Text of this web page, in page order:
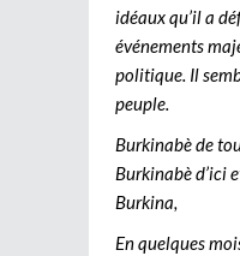
idéaux qu’il a
événements
politique. Il
peuple.
Burkinabè de
Burkinabè d’ici
Burkina,
En quelques